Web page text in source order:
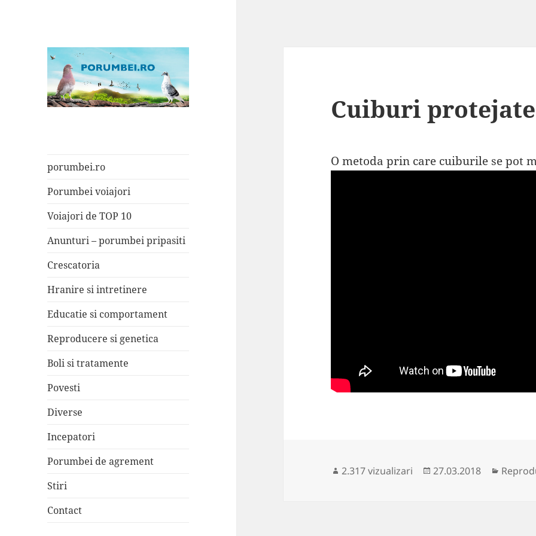
porumbei.ro
Porumbei voiajori
Voiajori de TOP 10
Anunturi – porumbei pripasiti
Crescatoria
Hranire si intretinere
Educatie si comportament
Reproducere si genetica
Boli si tratamente
Povesti
Diverse
Incepatori
Porumbei de agrement
Stiri
Contact
Cuiburi
O metoda prin care cuiburile se pot
2.317 vizualizari
Publicat
27.03.2018